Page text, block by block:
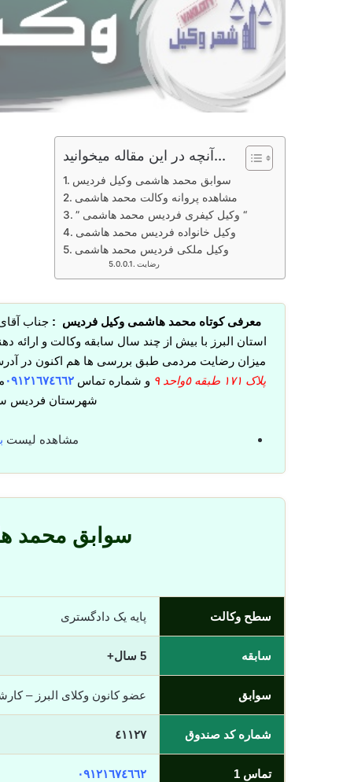
آنچه در این مقاله میخوانید...
سوابق محمد هاشمی وکیل فردیس
مشاهده پروانه وکالت محمد هاشمی
” وکیل کیفری فردیس محمد هاشمی “
وکیل خانواده فردیس محمد هاشمی
وکیل ملکی فردیس محمد هاشمی
رضایت
معرفی کوتاه محمد هاشمی وکیل فردیس : جناب
استان البرز با بیش از چند سال سابقه وکالت و ارائه
میزان رضایت مردمی طبق بررسی ها هم اکنون در
پلاک ١٧١ طبقه ٥واحد ٩
و شماره تماس٠٩١٢١٦٧٤٦٦٢
شهرستان فردیس
مشاهده لیست
سوابق محمد
سطح وکالت پایه یک دادگستری
سابقه 5 سال+
سوابق عضو کانون وکلای البرز –
شماره کد صندوق ٤١١٢٧
تماس 1 ٠٩١٢١٦٧٤٦٦٢